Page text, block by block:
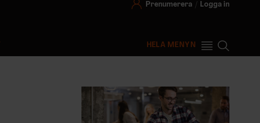
Prenumerera Logga in
HELA MENYN